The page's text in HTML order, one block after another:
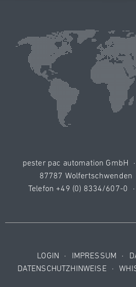
pester pac automation GmbH ·
87787 Wolfertschwenden
Telefon +49 (0) 8334/607-0 ·
LOGIN · IMPRESSUM ·
DATENSCHUTZHINWEISE
·